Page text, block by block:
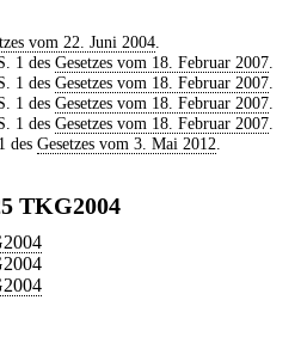
vom 22. Juni 2004.
1 des Gesetzes vom 18. Februar 2007.
1 des Gesetzes vom 18. Februar 2007.
1 des Gesetzes vom 18. Februar 2007.
1 des Gesetzes vom 18. Februar 2007.
des Gesetzes vom 3. Mai 2012
TKG2004